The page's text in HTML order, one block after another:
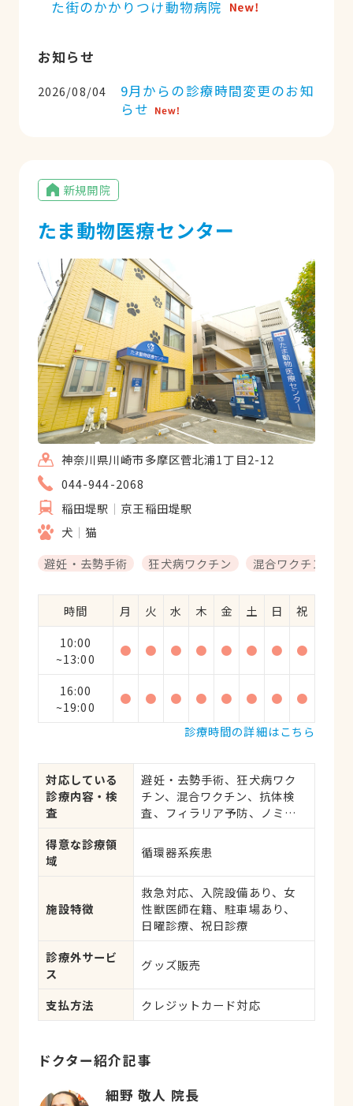
た街のかかりつけ動物病院
お知らせ
2026/08/04
9月からの診療時間変更のお知
らせ
新規開院
たま動物医療センター
神奈川県川崎市多摩区菅北浦1丁目2-12
044-944-2068
稲田堤駅
京王稲田堤駅
犬
猫
避妊・去勢手術
狂犬病ワクチン 混合ワクチン
時間 月 火 水 木 金 土 日
祝
10:00
~13:00
● ● ● ● ● ● ● ●
16:00
~19:00
● ● ● ● ● ● ●
●
診療時間の詳細はこちら
対応している
診療内容・検
査
避妊・去勢手術、狂犬病ワク
チン、混合ワクチン、抗体検
査、フィラリア予防、ノミ・
応、健康診断、各種検査、外
科手術
得意な診療領
域
循環器系疾患
施設特徴
救急対応、入院設備あり、女
性獣医師在籍、駐車場あり、
日曜診療、祝日診療
診療外サービ
ス
グッズ販売
支払方法 クレジットカード対応
ドクター紹介記事
細野 敬人 院長